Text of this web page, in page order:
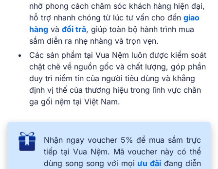
nhờ phong cách chăm sóc khách hàng hiện đại,
hỗ trợ nhanh chóng từ lúc tư vấn cho đến giao
hàng và đổi trả, giúp toàn bộ hành trình mua
sắm diễn ra nhẹ nhàng và trọn vẹn.
Các sản phẩm tại Vua Nệm luôn được kiểm soát
chặt chẽ về nguồn gốc và chất lượng, góp phần
duy trì niềm tin của người tiêu dùng và khẳng
định vị thế của thương hiệu trong lĩnh vực chăn
ga gối nệm tại Việt Nam.
Nhận ngay voucher 5% để mua sắm trực
tiếp tại Vua Nệm. Mã voucher này có thể
dùng song song với mọi ưu đãi đang diễn